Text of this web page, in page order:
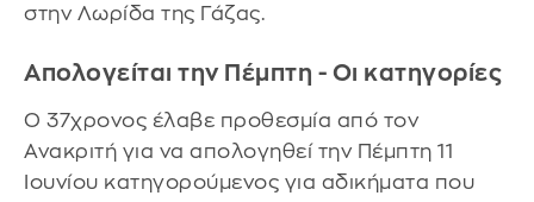
στην Λωρίδα της Γάζας.
Απολογείται την Πέμπτη - Οι κατηγορίες
Ο 37χρονος έλαβε προθεσμία από τον
Ανακριτή για να απολογηθεί την Πέμπτη 11
Ιουνίου κατηγορούμενος για αδικήματα που